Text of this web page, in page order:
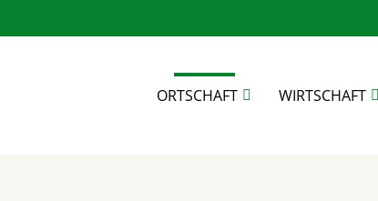
ORTSCHAFT WIRTSCHAFT